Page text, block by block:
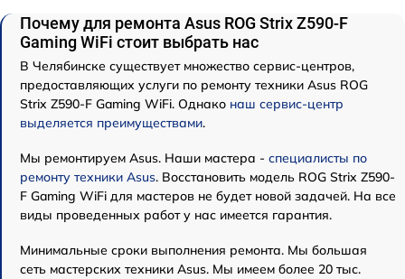
Почему для ремонта Asus ROG Strix Z590-F
Gaming WiFi стоит выбрать нас
В Челябинске существует множество сервис-центров,
предоставляющих услуги по ремонту техники Asus ROG
Strix Z590-F Gaming WiFi. Однако наш сервис-центр
выделяется преимуществами.
Мы ремонтируем Asus. Наши мастера - специалисты по
ремонту техники Asus. Восстановить модель ROG Strix Z590-
F Gaming WiFi для мастеров не будет новой задачей. На все
виды проведенных работ у нас имеется гарантия.
Минимальные сроки выполнения ремонта. Мы большая
сеть мастерских техники Asus. Мы имеем более 20 тыс.